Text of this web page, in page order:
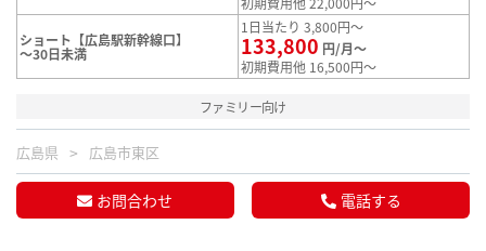
ショート【広島駅新幹線口】
～30日未満
1日当たり 3,800円～
133,800 円/月～
初期費用他 16,500円～
ファミリー向け
広島県 広島市東区
お問合わせ 電話する